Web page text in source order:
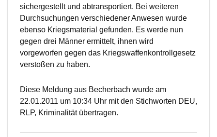
sichergestellt und abtransportiert. Bei weiteren
Durchsuchungen verschiedener Anwesen wurde
ebenso Kriegsmaterial gefunden. Es werde nun
gegen drei Männer ermittelt, ihnen wird
vorgeworfen gegen das Kriegswaffenkontrollgesetz
verstoßen zu haben.
Diese Meldung aus Becherbach wurde am
22.01.2011 um 10:34 Uhr mit den Stichworten DEU,
RLP, Kriminalität übertragen.